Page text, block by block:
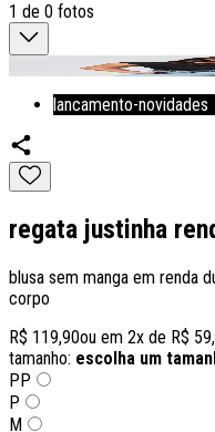
1 de 0 fotos
lancamento-novidades
regata justinha
blusa sem manga em renda
corpo
R$ 119,90ou em 2x de R$
tamanho: escolha um
PP
P
M